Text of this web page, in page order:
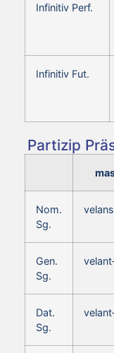
Infinitiv Perf.
Infinitiv Fut.
Partizip
Nom.
Sg.
velans
Gen.
Sg.
Dat.
Sg.